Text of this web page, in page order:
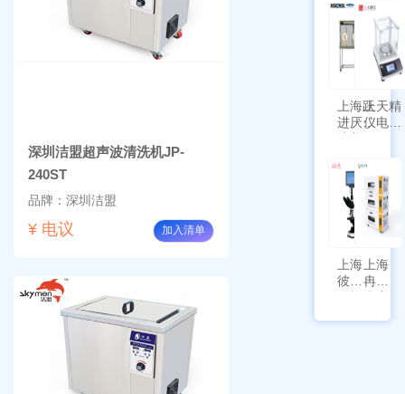
深圳洁盟超声波清洗机JP-
240ST
品牌：深圳洁盟
¥ 电议 加入清单
符合
新国
标带
功能
泵
SPL-
10
上海跃
进厌氧
培养箱
III-T
上天精
仪电子
带审计
追踪功
能
上海
彼爱
姆视
上海
冉绘
大容